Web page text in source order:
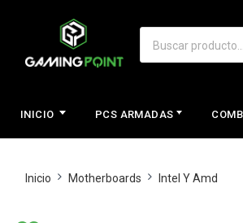
INICIO PCS ARMADAS
Inicio Motherboards Intel Y Amd